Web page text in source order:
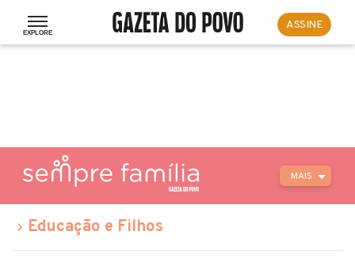
ASSINE
MAIS
Educação e Filhos